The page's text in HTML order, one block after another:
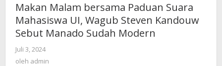
Makan Malam bersama Paduan Suara
Mahasiswa UI, Wagub Steven Kandouw
Sebut Manado Sudah Modern
Juli 3, 2024
oleh admin